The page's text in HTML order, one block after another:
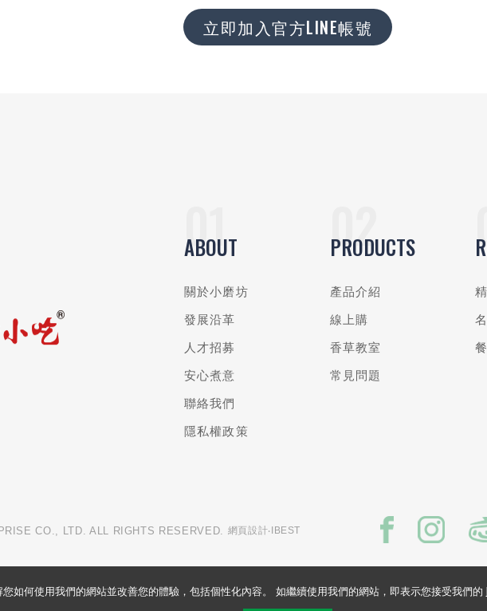
立即加入官方LINE帳號
ABOUT
關於小磨坊
發展沿革
人才招募
安心煮意
聯絡我們
隱私權政策
PRODUCTS
產品介紹
線上購
香草教室
常見問題
CO., LTD. ALL RIGHTS RESERVED. 網頁設計‧IBEST
如何使用我們的網站並改善您的體驗，包括個性化內容。 如繼續使用我們的網站，即表示您接受我們的